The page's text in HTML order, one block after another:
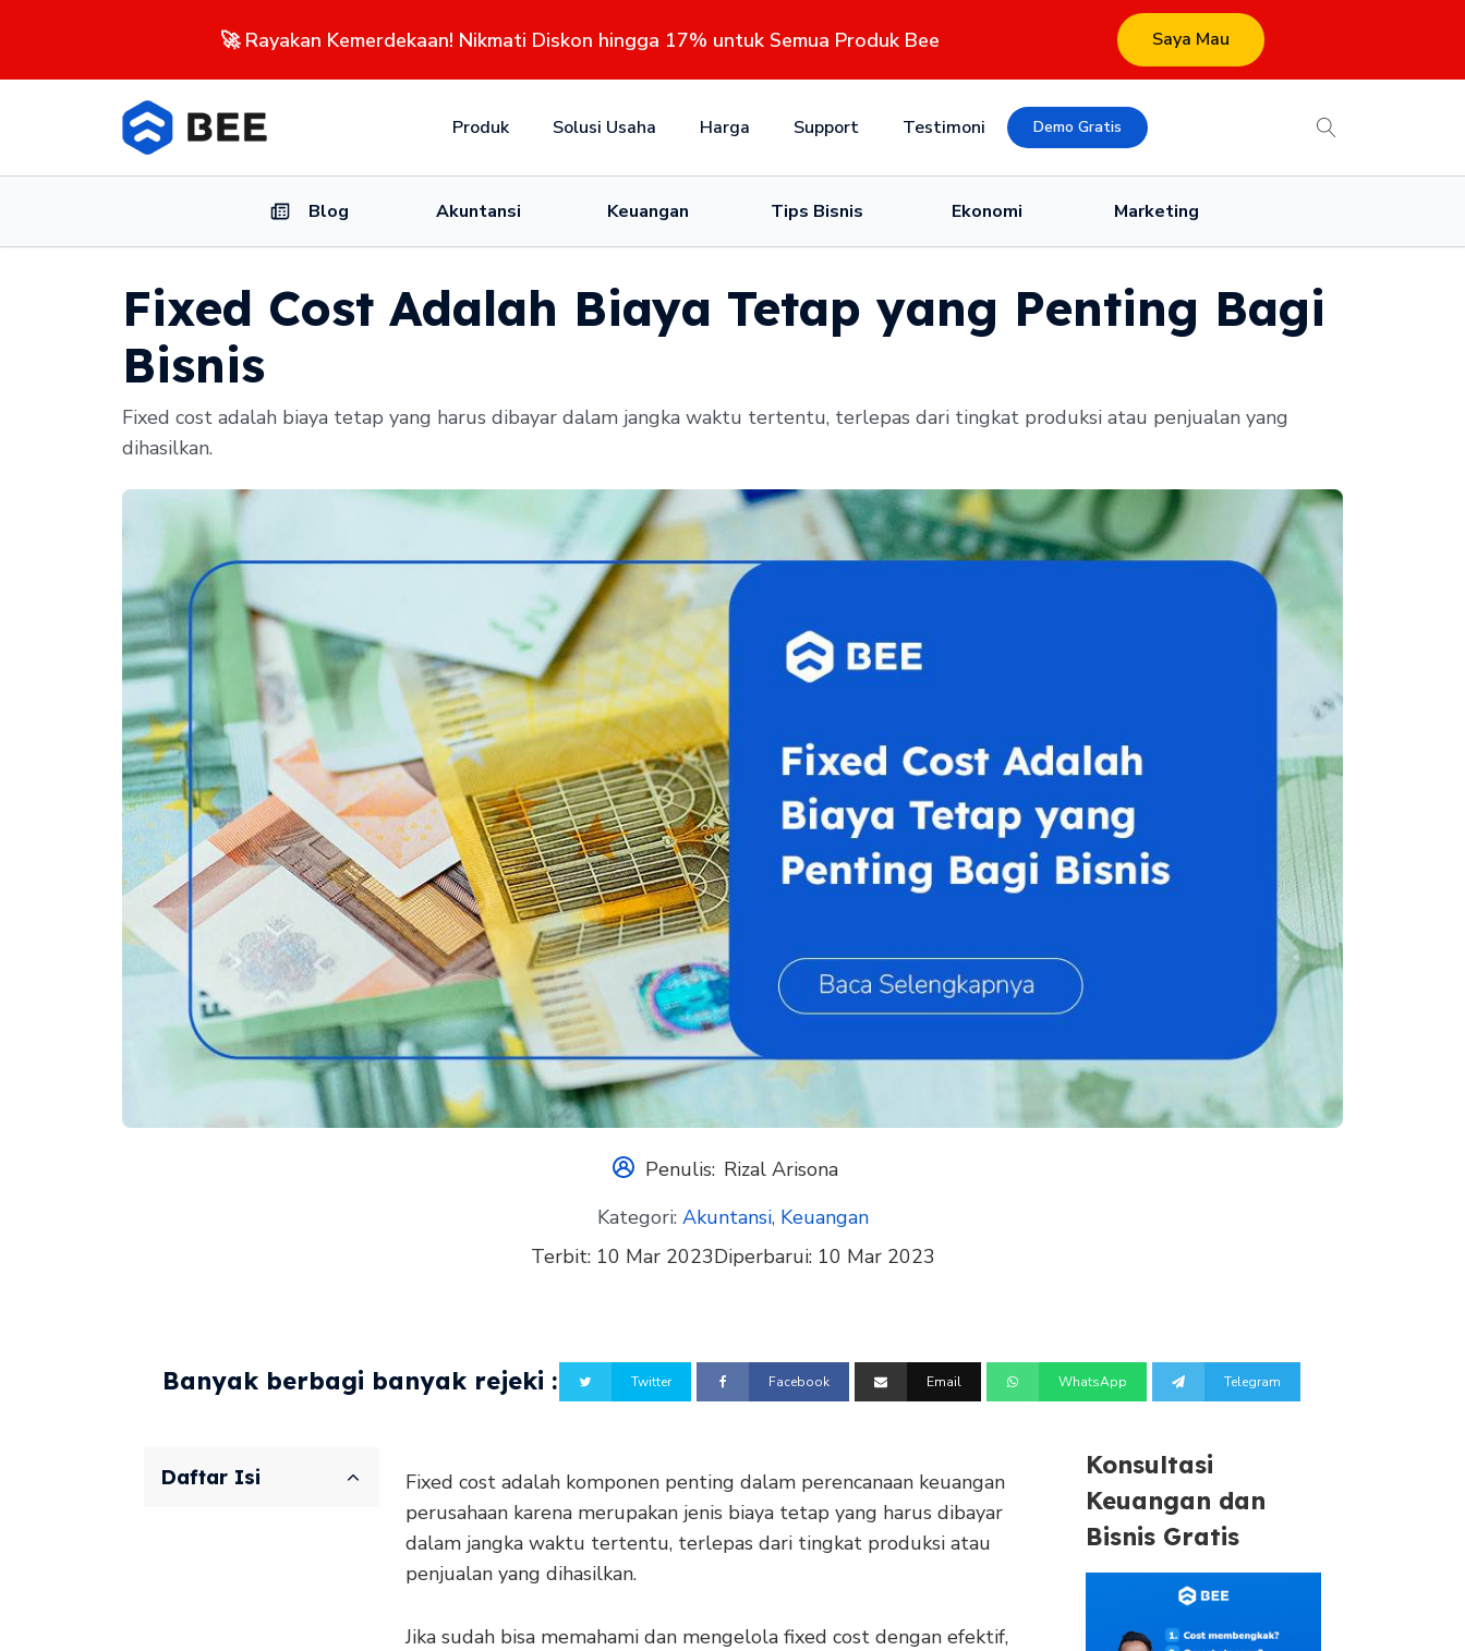
🚀 Rayakan Kemerdekaan! Nikmati Diskon hingga 17% untuk Semua Produk Bee Saya Mau
Produk Solusi Usaha Harga Support Testimoni Demo Gratis
Blog Akuntansi Keuangan Tips Bisnis Ekonomi Marketing
Fixed Cost Adalah Biaya Tetap yang Penting Bagi
Bisnis
Fixed cost adalah biaya tetap yang harus dibayar dalam jangka waktu tertentu, terlepas dari tingkat produksi atau penjualan yang
dihasilkan.
Penulis: Rizal Arisona
Kategori: Akuntansi, Keuangan
Terbit: 10 Mar 2023Diperbarui: 10 Mar 2023
Banyak berbagi banyak rejeki : Twitter Facebook Email WhatsApp Telegram
Daftar Isi
Fixed cost adalah komponen penting dalam perencanaan keuangan
perusahaan karena merupakan jenis biaya tetap yang harus dibayar
dalam jangka waktu tertentu, terlepas dari tingkat produksi atau
penjualan yang dihasilkan.
Jika sudah bisa memahami dan mengelola fixed cost dengan efektif,
Konsultasi
Keuangan dan
Bisnis Gratis